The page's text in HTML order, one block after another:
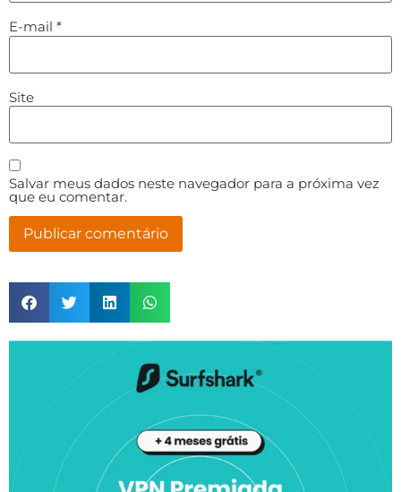
E-mail *
Site
Salvar meus dados neste navegador para a próxima vez
que eu comentar.